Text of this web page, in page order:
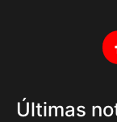
Últimas